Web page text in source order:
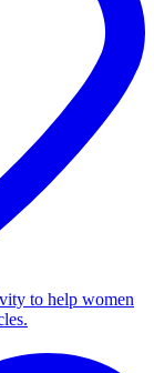
to help women